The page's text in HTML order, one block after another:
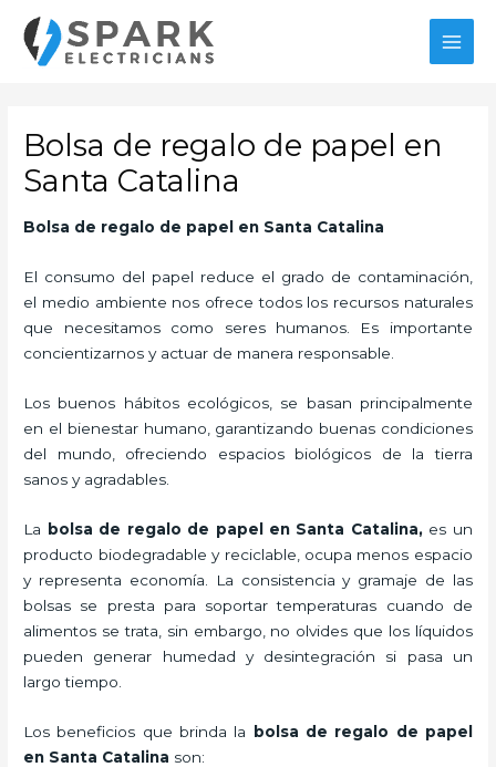
contenido
Bolsa de regalo de papel en
Santa Catalina
Bolsa de regalo de papel en Santa Catalina
El consumo del papel reduce el grado de contaminación,
el medio ambiente nos ofrece todos los recursos naturales
que necesitamos como seres humanos. Es importante
concientizarnos y actuar de manera responsable.
Los buenos hábitos ecológicos, se basan principalmente
en el bienestar humano, garantizando buenas condiciones
del mundo, ofreciendo espacios biológicos de la tierra
sanos y agradables.
La bolsa de regalo de papel en Santa Catalina, es un
producto biodegradable y reciclable, ocupa menos espacio
y representa economía. La consistencia y gramaje de las
bolsas se presta para soportar temperaturas cuando de
alimentos se trata, sin embargo, no olvides que los líquidos
pueden generar humedad y desintegración si pasa un
largo tiempo.
Los beneficios que brinda la bolsa de regalo de papel
en Santa Catalina son: